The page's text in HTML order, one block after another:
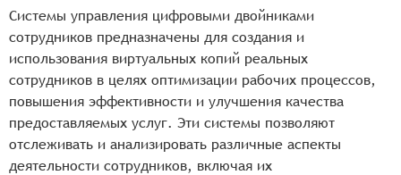
Системы управления цифровыми двойниками
сотрудников предназначены для создания и
использования виртуальных копий реальных
сотрудников в целях оптимизации рабочих процессов,
повышения эффективности и улучшения качества
предоставляемых услуг. Эти системы позволяют
отслеживать и анализировать различные аспекты
деятельности сотрудников, включая их